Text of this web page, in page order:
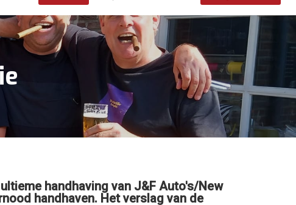
handhaving van J&F Auto's/New
handhaven. Het verslag van de